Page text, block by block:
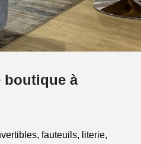
boutique à
fauteuils, literie,